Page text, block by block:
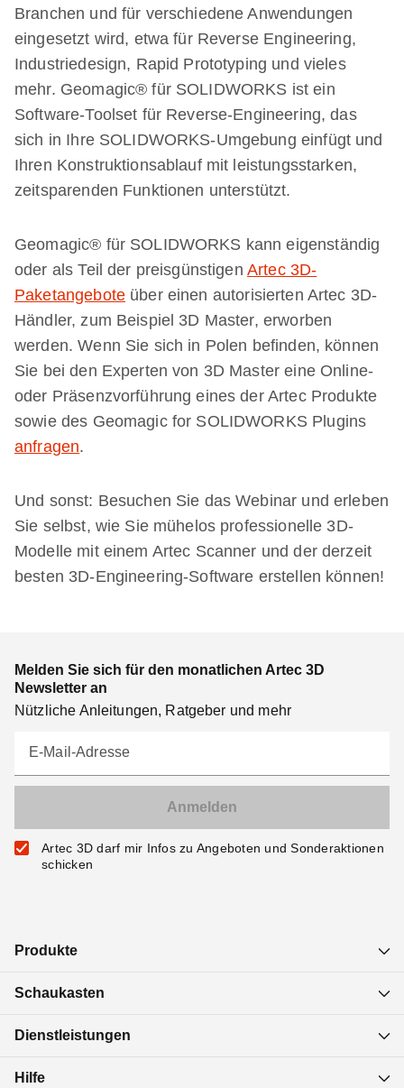
Branchen und für verschiedene Anwendungen
eingesetzt wird, etwa für Reverse Engineering,
Industriedesign, Rapid Prototyping und vieles
mehr. Geomagic® für SOLIDWORKS ist ein
Software-Toolset für Reverse-Engineering, das
sich in Ihre SOLIDWORKS-Umgebung einfügt und
Ihren Konstruktionsablauf mit leistungsstarken,
zeitsparenden Funktionen unterstützt.
Geomagic® für SOLIDWORKS kann eigenständig
oder als Teil der preisgünstigen Artec 3D-
Paketangeboteüber einen autorisierten Artec 3D-
Händler, zum Beispiel 3D Master, erworben
werden. Wenn Sie sich in Polen befinden, können
Sie bei den Experten von 3D Master eine Online-
oder Präsenzvorführung eines der Artec Produkte
sowie des Geomagic for SOLIDWORKS Plugins
anfragen.
Und sonst: Besuchen Sie das Webinar und erleben
Sie selbst, wie Sie mühelos professionelle 3D-
Modelle mit einem Artec Scanner und der derzeit
besten 3D-Engineering-Software erstellen können!
Melden Sie sich für den monatlichen Artec 3D
Newsletter an
Nützliche Anleitungen, Ratgeber und mehr
E-Mail-Adresse
Artec 3D darf mir Infos zu Angeboten und Sonderaktionen
schicken
Produkte
Schaukasten
Dienstleistungen
Hilfe